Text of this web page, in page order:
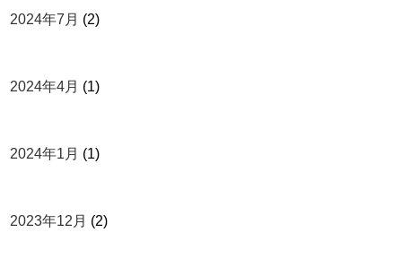
2024年7月 (2)
2024年4月 (1)
2024年1月 (1)
2023年12月 (2)